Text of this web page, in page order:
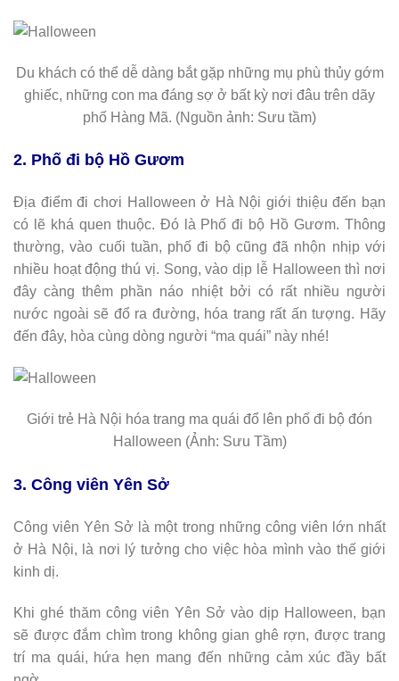
Du khách có thể dễ dàng bắt gặp những mụ phù thủy gớm
ghiếc, những con ma đáng sợ ở bất kỳ nơi đâu trên dãy
phố Hàng Mã. (Nguồn ảnh: Sưu tầm)
2. Phố đi bộ Hồ Gươm
Địa điểm đi chơi Halloween ở Hà Nội giới thiệu đến bạn
có lẽ khá quen thuộc. Đó là Phố đi bộ Hồ Gươm. Thông
thường, vào cuối tuần, phố đi bộ cũng đã nhộn nhịp với
nhiều hoạt động thú vị. Song, vào dịp lễ Halloween thì nơi
đây càng thêm phần náo nhiệt bởi có rất nhiều người
nước ngoài sẽ đổ ra đường, hóa trang rất ấn tượng. Hãy
đến đây, hòa cùng dòng người “ma quái” này nhé!
Giới trẻ Hà Nội hóa trang ma quái đổ lên phố đi bộ đón
Halloween (Ảnh: Sưu Tầm)
3. Công viên Yên Sở
Công viên Yên Sở là một trong những công viên lớn nhất
ở Hà Nội, là nơi lý tưởng cho việc hòa mình vào thế giới
kinh dị.
Khi ghé thăm công viên Yên Sở vào dịp Halloween, bạn
sẽ được đắm chìm trong không gian ghê rợn, được trang
trí ma quái, hứa hẹn mang đến những cảm xúc đầy bất